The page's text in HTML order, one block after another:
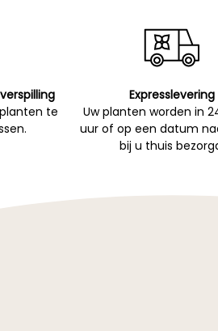
te
Expresslevering
Uw planten worden in
uur of op een datum
bij u thuis